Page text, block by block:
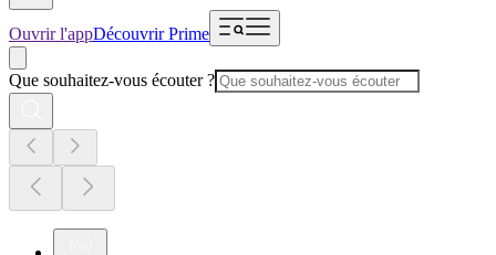
Ouvrir l'appDécouvrir Prime
Que souhaitez-vous écouter ?